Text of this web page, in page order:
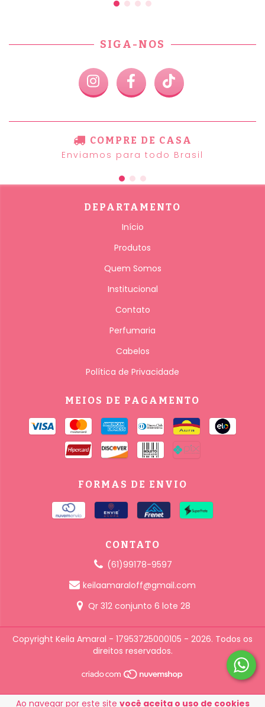
Ao navegar por este site você aceita o uso de cookies
SIGA-NOS
COMPRE DE CASA
Enviamos para todo Brasil
DEPARTAMENTO
Início
Produtos
Quem Somos
Institucional
Contato
Perfumaria
Cabelos
Política de Privacidade
MEIOS DE PAGAMENTO
FORMAS DE ENVIO
CONTATO
(61)99178-9597
keilaamaraloff@gmail.com
Qr 312 conjunto 6 lote 28
Copyright Keila Amaral - 17953725000105 - 2026. Todos os
direitos reservados.